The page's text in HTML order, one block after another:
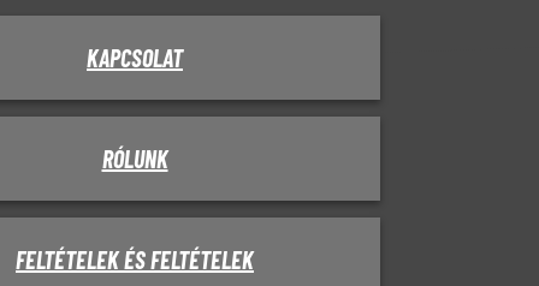
KAPCSOLAT
RÓLUNK
FELTÉTELEK ÉS FELTÉTELEK